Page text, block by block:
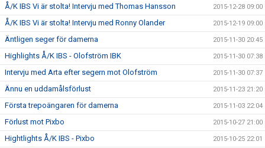
Å/K IBS Vi är stolta! Intervju med Thomas Hansson 2015-12-28 09:00
Å/K IBS Vi är stolta! Intervju med Ronny Olander 2015-12-19 09:00
Äntligen seger för damerna 2015-11-30 20:45
Highlights Å/K IBS - Olofström IBK 2015-11-30 07:38
Intervju med Arta efter segern mot Olofström 2015-11-30 07:37
Ännu en uddamålsförlust 2015-11-23 21:20
Första trepoängaren för damerna 2015-11-03 22:04
Förlust mot Pixbo 2015-10-27 21:00
Hightlights Å/K IBS - Pixbo 2015-10-25 22:01